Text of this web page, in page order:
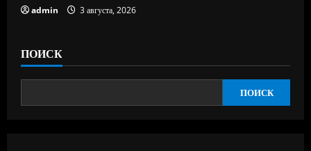
admin 3 августа, 2026
ПОИСК
ПОИСК